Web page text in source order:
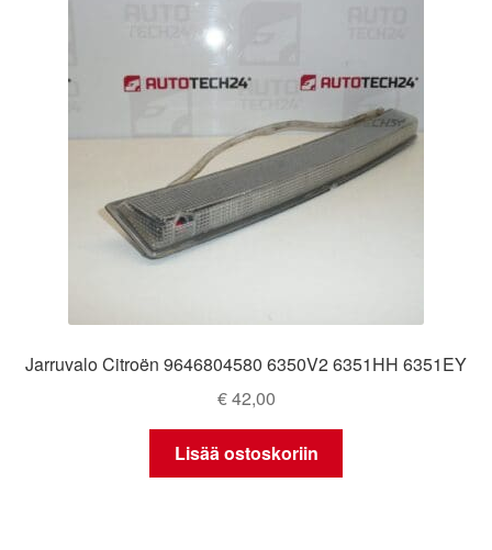
Jarruvalo Citroën 9646804580 6350V2 6351HH 6351EY
€42,00
Lisää ostoskoriin